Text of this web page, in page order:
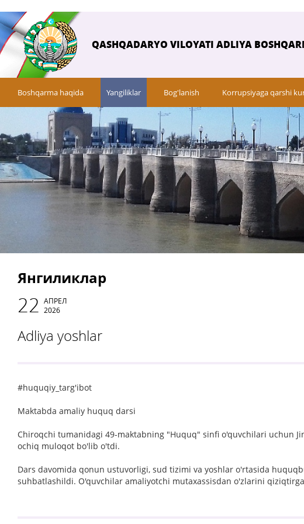
QASHQADARYO VILOYATI ADLIYA
Boshqarma haqida Yangiliklar Bog'lanish Korrupsiyaga qarshi
Янгиликлар
22 АПРЕЛ
2026
Adliya yoshlar
#huquqiy_targ'ibot
Maktabda amaliy huquq darsi
Chiroqchi tumanidagi 49-maktabning "Huquq" sinfi o'quvchilari uchun
ochiq muloqot bo'lib o'tdi.
Dars davomida qonun ustuvorligi, sud tizimi va yoshlar o'rtasida
suhbatlashildi. O'quvchilar amaliyotchi mutaxassisdan o'zlarini